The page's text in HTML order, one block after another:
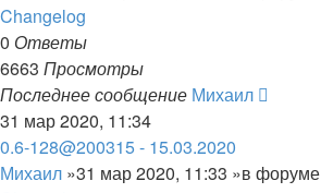
Changelog
0 Ответы
6663 Просмотры
Последнее сообщение Михаил
31 мар 2020, 11:34
0.6-128@200315 - 15.03.2020
Михаил »31 мар 2020, 11:33 »в форуме